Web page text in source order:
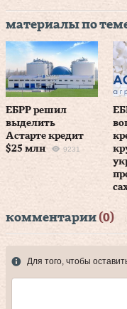
материалы по
ЕБРР решил
выделить
Астарте кредит
$25 млн
9231
комментарии (0)
Для того, чтобы